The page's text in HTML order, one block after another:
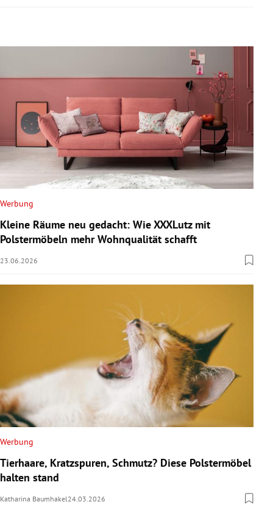
Untermenü
Werbung
Kleine Räume neu gedacht: Wie XXXLutz mit
Polstermöbeln mehr Wohnqualität schafft
23.06.2026
Werbung
Tierhaare, Kratzspuren, Schmutz? Diese Polstermöbel
halten stand
Katharina Baumhakel 24.03.2026